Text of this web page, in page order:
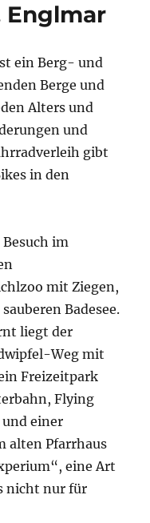
Englmar
ein Berg- und
Berge und
Alters und
und
gibt
in den
im
mit Ziegen,
Badesee.
liegt der
Weg mit
Freizeitpark
Flying
einer
alten Pfarrhaus
eine Art
nicht nur für